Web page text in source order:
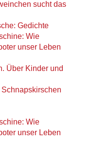
sucht das
Gedichte
Wie
unser Leben
Über Kinder und
Wie
unser Leben